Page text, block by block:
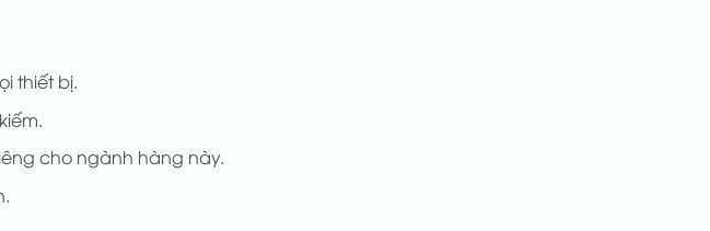
thiết bị.
cho ngành hàng này.